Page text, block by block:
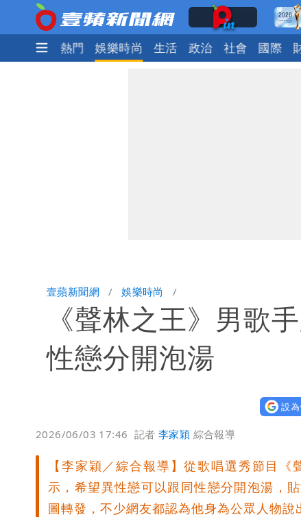
焦點 熱門 娛樂時尚 生活 政治 社會 國際
壹蘋新聞網 娛樂時尚
《聲林之王》男歌
性戀分開泡湯
設為
2026/06/03 17:46 記者李家穎 綜合報導
【李家穎／綜合報導】從歌唱選秀節目
示，希望異性戀可以跟同性戀分開泡湯，
圖轉發，不少網友都認為他身為公眾人物說